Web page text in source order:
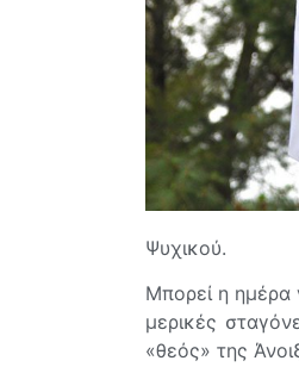
Ψυχικού.
Μπορεί η ημέρα
μερικές
«θεός» της